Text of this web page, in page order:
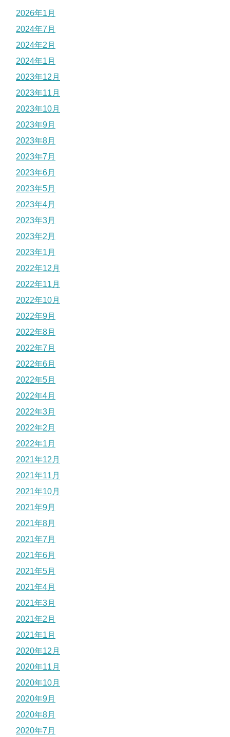
2026年1月
2024年7月
2024年2月
2024年1月
2023年12月
2023年11月
2023年10月
2023年9月
2023年8月
2023年7月
2023年6月
2023年5月
2023年4月
2023年3月
2023年2月
2023年1月
2022年12月
2022年11月
2022年10月
2022年9月
2022年8月
2022年7月
2022年6月
2022年5月
2022年4月
2022年3月
2022年2月
2022年1月
2021年12月
2021年11月
2021年10月
2021年9月
2021年8月
2021年7月
2021年6月
2021年5月
2021年4月
2021年3月
2021年2月
2021年1月
2020年12月
2020年11月
2020年10月
2020年9月
2020年8月
2020年7月